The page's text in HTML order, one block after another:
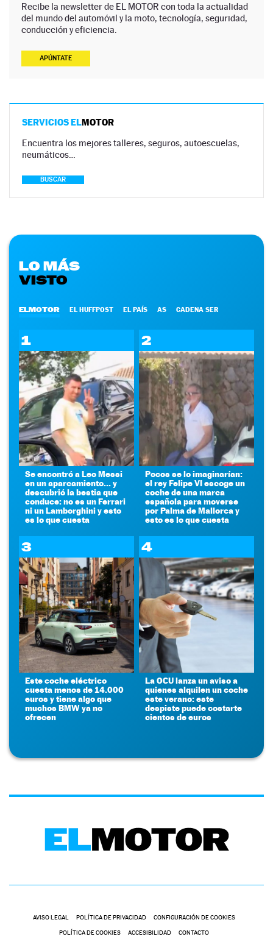
Recibe la newsletter de EL MOTOR con toda la actualidad
del mundo del automóvil y la moto, tecnología, seguridad,
conducción y eficiencia.
APÚNTATE
SERVICIOS ELMOTOR
Encuentra los mejores talleres, seguros, autoescuelas,
neumáticos…
BUSCAR
LO MÁS
VISTO
ELMOTOR EL HUFFPOST EL PAÍS AS CADENA SER
1
Se encontró a Leo Messi
en un aparcamiento... y
descubrió la bestia que
conduce: no es un Ferrari
ni un Lamborghini y esto
es lo que cuesta
2
Pocos se lo imaginarían:
el rey Felipe VI escoge un
coche de una marca
española para moverse
por Palma de Mallorca y
esto es lo que cuesta
3
Este coche eléctrico
cuesta menos de 14.000
euros y tiene algo que
muchos BMW ya no
ofrecen
4
La OCU lanza un aviso a
quienes alquilen un coche
este verano: este
despiste puede costarte
cientos de euros
AVISO LEGAL POLÍTICA DE PRIVACIDAD CONFIGURACIÓN DE COOKIES
POLÍTICA DE COOKIES ACCESIBILIDAD CONTACTO